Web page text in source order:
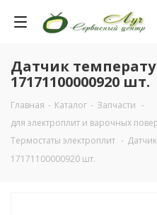
Датчик
17171100000920 шт.
Главная - Каталог - Запчасти -
для электроплит и варочных
Термостаты электроплит -
17171100000920 шт.